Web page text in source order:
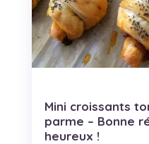
Mini croissants
parme – Bonne
heureux !